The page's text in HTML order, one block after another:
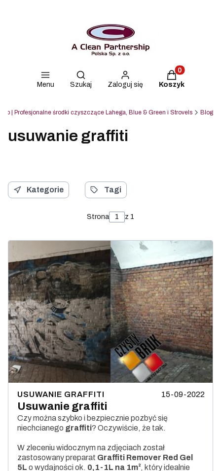
Menu
Otwórz wyszukiwarkę
Szukaj Zaloguj się
Produkty w
Koszyk
| Profesjonalne środki czyszczące Lahega, Blue & Green i Strovels Blog
usuwanie graffiti
Kategorie Tagi
Strona z 1
USUWANIE GRAFFITI 15-09-2022
Usuwanie graffiti
Czy można szybko i bezpiecznie pozbyć się
niechcianego graffiti? Oczywiście, że tak.
W zleceniu widocznym na zdjęciach został
zastosowany preparat Graffiti Remover Red Gel
5L o wydajności ok. 0,1-1L na 1m², który idealnie